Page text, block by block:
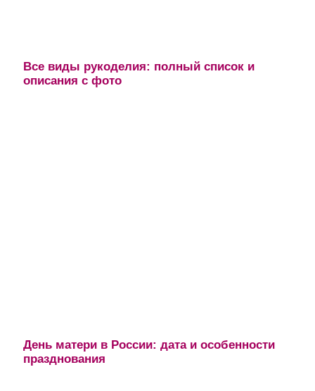
Все виды рукоделия: полный список и
описания с фото
День матери в России: дата и особенности
празднования